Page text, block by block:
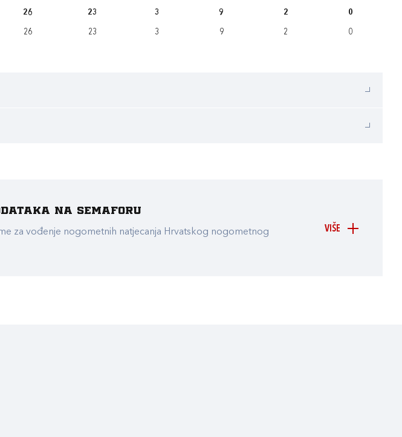
26 23 3 9 2 0
26 23 3 9 2 0
VIŠE
na Semaforu
za vođenje nogometnih natjecanja Hrvatskog nogometnog